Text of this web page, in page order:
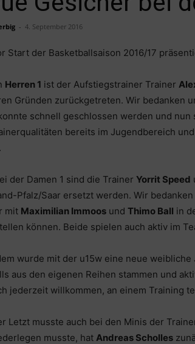
- 4. September 2016
Start der Basketballsaison 2016/17
Herren 1 ist der Aufstiegstrainer Trainer
Gründen zurückgetreten. Wir bedanken
schnell geschlossen werden und nun
bereits im Jugendbereich
der Damen 1 sind die Trainer Yorrit Speed
Pfalz/Saar ersetzt werden. Wir
mit Maximilian Immoos und Thimo Ball in
können. Beide spielen auch aktiv im
wurde mit der u15w eine neue
aus den eigenen Reihen stammen und
jederzeit willkommen, an einem Training
Letzt musste auch bei den Minis der
musste, hat Andreas Scholles